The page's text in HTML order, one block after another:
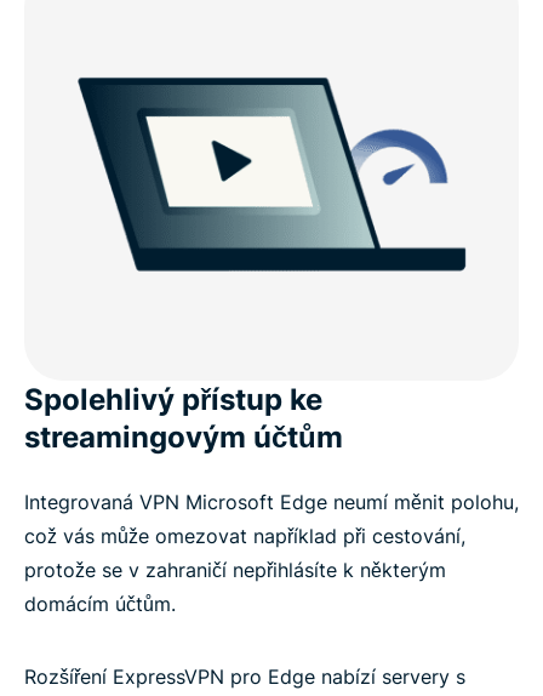
Spolehlivý přístup ke
streamingovým účtům
Integrovaná VPN Microsoft Edge neumí měnit polohu,
což vás může omezovat například při cestování,
protože se v zahraničí nepřihlásíte k některým
domácím účtům.
Rozšíření ExpressVPN pro Edge nabízí servery s